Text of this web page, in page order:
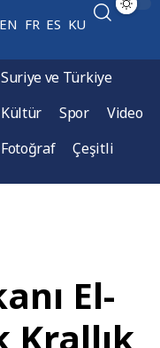
EN FR ES KU
Suriye ve Türkiye
Kültür
Spor
Video
Fotoğraf
Çeşitli
El-
Krallık